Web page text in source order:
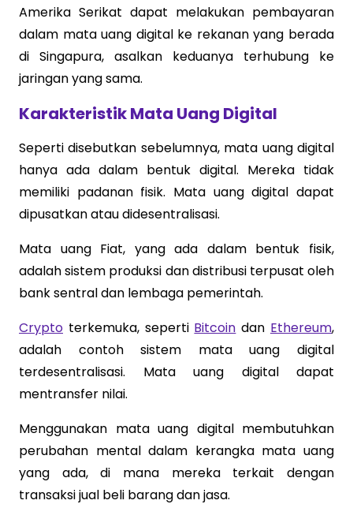
Amerika Serikat dapat melakukan pembayaran
dalam mata uang digital ke rekanan yang berada
di Singapura, asalkan keduanya terhubung ke
jaringan yang sama.
Karakteristik Mata Uang Digital
Seperti disebutkan sebelumnya, mata uang digital
hanya ada dalam bentuk digital. Mereka tidak
memiliki padanan fisik. Mata uang digital dapat
dipusatkan atau didesentralisasi.
Mata uang Fiat, yang ada dalam bentuk fisik,
adalah sistem produksi dan distribusi terpusat oleh
bank sentral dan lembaga pemerintah.
Crypto terkemuka, seperti Bitcoin dan Ethereum,
adalah contoh sistem mata uang digital
terdesentralisasi. Mata uang digital dapat
mentransfer nilai.
Menggunakan mata uang digital membutuhkan
perubahan mental dalam kerangka mata uang
yang ada, di mana mereka terkait dengan
transaksi jual beli barang dan jasa.